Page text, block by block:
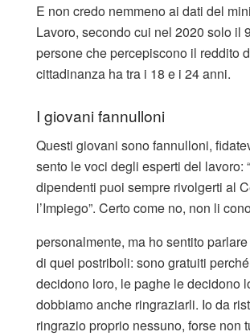
E non credo nemmeno ai dati del
Lavoro, secondo cui nel 2020 solo il
persone che percepiscono il reddito
cittadinanza ha tra i 18 e i 24 anni.
I giovani fannulloni
Questi giovani sono fannulloni,
sento le voci degli esperti del lavoro:
dipendenti puoi sempre rivolgerti al
l’Impiego”. Certo come no, non li
personalmente, ma ho sentito
di quei postriboli: sono gratuiti
decidono loro, le paghe le decidono
dobbiamo anche ringraziarli. Io da
ringrazio proprio nessuno, forse non